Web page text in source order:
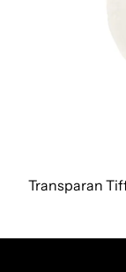
Transparan